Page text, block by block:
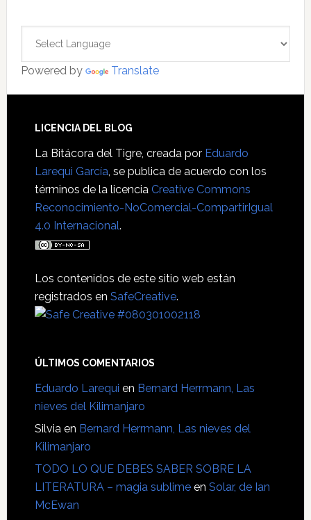
Powered by Translate
Footer
LICENCIA DEL BLOG
La Bitácora del Tigre, creada por Eduardo
Larequi García, se publica de acuerdo con los
términos de la licencia Creative Commons
Reconocimiento-NoComercial-CompartirIgual
4.0 Internacional.
Los contenidos de este sitio web están
registrados en SafeCreative.
ÚLTIMOS COMENTARIOS
Eduardo Larequi en Bernard Herrmann, Las
nieves del Kilimanjaro
Silviaen Bernard Herrmann, Las nieves del
Kilimanjaro
TODO LO QUE DEBES SABER SOBRE LA
LITERATURA – magia sublimeen Solar, de Ian
McEwan